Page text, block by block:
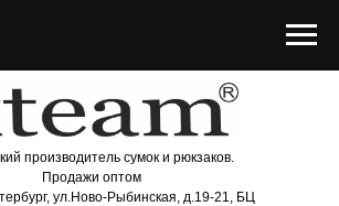
производитель сумок и рюкзаков.
Продажи оптом
ул.Ново-Рыбинская, д.19-21, БЦ